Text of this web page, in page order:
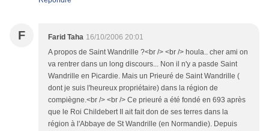
F Farid Taha 16/10/2006 20:01
A propos de Saint Wandrille ?<br /> <br /> houla.. cher ami on
va rentrer dans un long discours... Non il n'y a pasde Saint
Wandrille en Picardie. Mais un Prieuré de Saint Wandrille (
dont je suis l'heureux propriétaire) dans la région de
compiègne.<br /> <br /> Ce prieuré a été fondé en 693 après
que le Roi Childebert II ait fait don de ses terres dans la
région à l'Abbaye de St Wandrille (en Normandie). Depuis